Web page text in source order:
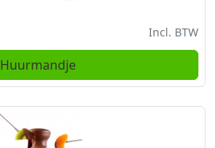
Incl. BTW
Huurmandje